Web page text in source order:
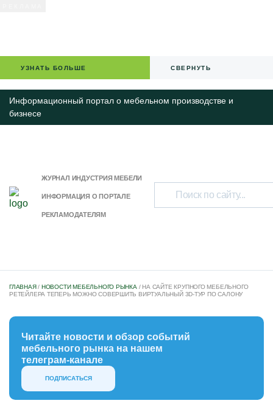
УЗНАТЬ БОЛЬШЕ СВЕРНУТЬ
Информационный портал о мебельном производстве и
бизнесе
ЖУРНАЛ ИНДУСТРИЯ МЕБЕЛИ
ИНФОРМАЦИЯ О ПОРТАЛЕ
РЕКЛАМОДАТЕЛЯМ
ГЛАВНАЯ/ НОВОСТИ МЕБЕЛЬНОГО РЫНКА / НА САЙТЕ КРУПНОГО МЕБЕЛЬНОГО
РЕТЕЙЛЕРА ТЕПЕРЬ МОЖНО СОВЕРШИТЬ ВИРТУАЛЬНЫЙ 3D-ТУР ПО САЛОНУ
Читайте новости и обзор событий
мебельного рынка на нашем
телеграм-канале
ПОДПИСАТЬСЯ